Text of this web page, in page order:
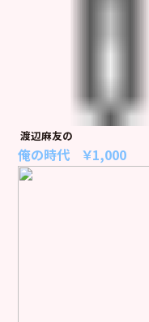
渡辺麻友の
俺の時代 ￥1,000